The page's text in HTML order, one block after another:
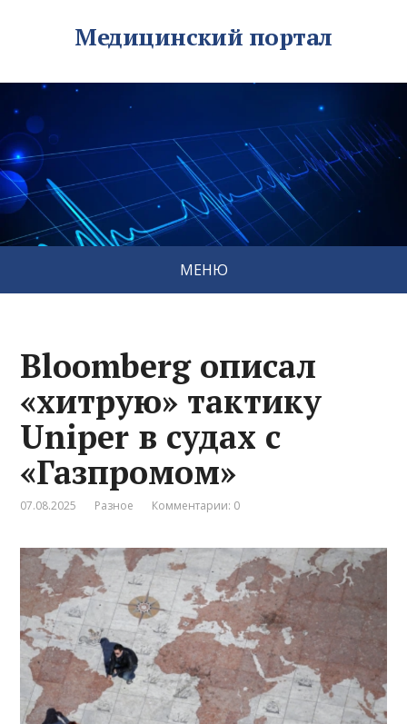
Медицинский портал
МЕНЮ
Bloomberg описал
«хитрую» тактику
Uniper в судах с
«Газпромом»
07.08.2025 Разное Комментарии: 0